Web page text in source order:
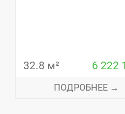
32.8 м² 6 222
ПОДРОБНЕЕ →